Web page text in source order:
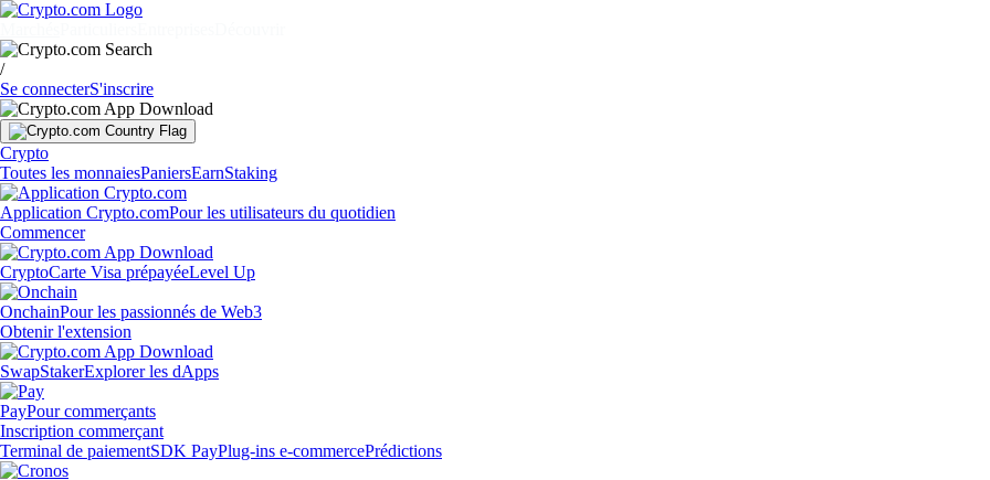
/
Se connecterS'inscrire
Crypto
Toutes les monnaiesPaniersEarnStaking
Application Crypto.comPour les utilisateurs du quotidien
Commencer
CryptoCarte Visa prépayéeLevel Up
OnchainPour les passionnés de Web3
Obtenir l'extension
SwapStakerExplorer les dApps
PayPour commerçants
Inscription commerçant
Terminal de paiementSDK PayPlug-ins e-commercePrédictions